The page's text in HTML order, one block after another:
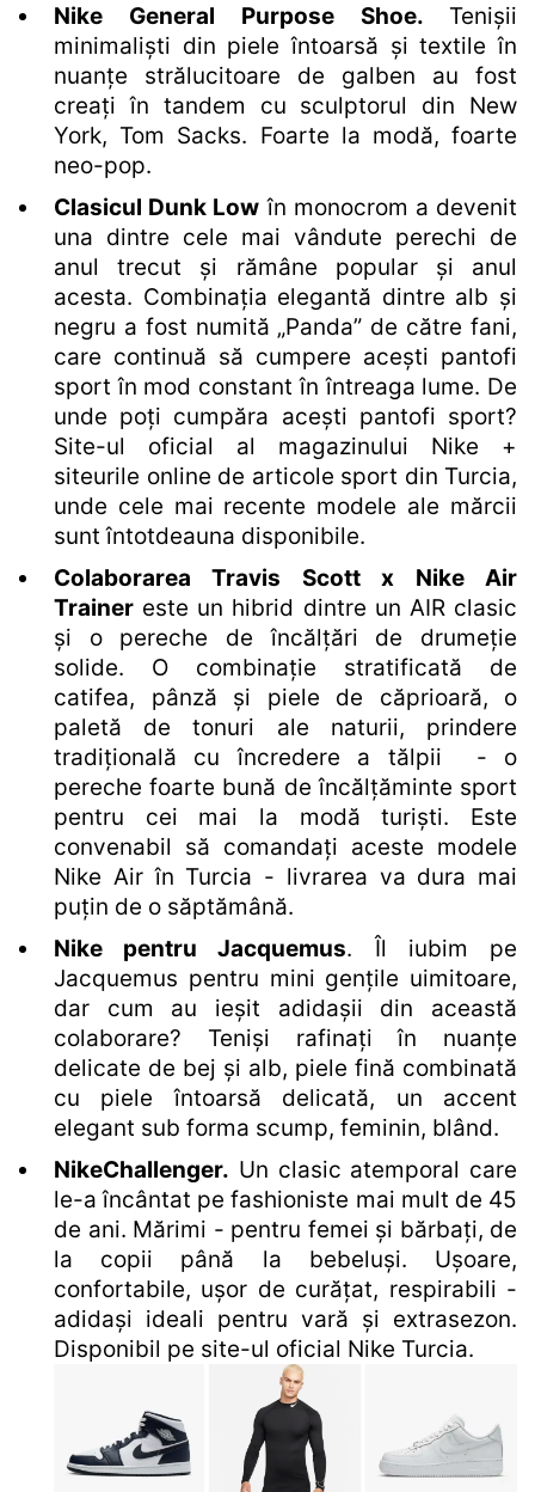
Nike General Purpose Shoe. Tenișii
minimaliști din piele întoarsă și textile în
nuanțe strălucitoare de galben au fost
creați în tandem cu sculptorul din New
York, Tom Sacks. Foarte la modă, foarte
neo-pop.
Clasicul Dunk Low în monocrom a devenit
una dintre cele mai vândute perechi de
anul trecut și rămâne popular și anul
acesta. Combinația elegantă dintre alb și
negru a fost numită „Panda” de către fani,
care continuă să cumpere acești pantofi
sport în mod constant în întreaga lume. De
unde poți cumpăra acești pantofi sport?
Site-ul oficial al magazinului Nike +
siteurile online de articole sport din Turcia,
unde cele mai recente modele ale mărcii
sunt întotdeauna disponibile.
Colaborarea Travis Scott x Nike Air
Trainer este un hibrid dintre un AIR clasic
și o pereche de încălțări de drumeție
solide. O combinație stratificată de
catifea, pânză și piele de căprioară, o
paletă de tonuri ale naturii, prindere
tradițională cu încredere a tălpii - o
pereche foarte bună de încălțăminte sport
pentru cei mai la modă turiști. Este
convenabil să comandați aceste modele
Nike Air în Turcia - livrarea va dura mai
puțin de o săptămână.
Nike pentru Jacquemus. Îl iubim pe
Jacquemus pentru mini gențile uimitoare,
dar cum au ieșit adidașii din această
colaborare? Teniși rafinați în nuanțe
delicate de bej și alb, piele fină combinată
cu piele întoarsă delicată, un accent
elegant sub forma scump, feminin, blând.
NikeChallenger. Un clasic atemporal care
le-a încântat pe fashioniste mai mult de 45
de ani. Mărimi - pentru femei și bărbați, de
la copii până la bebeluși. Ușoare,
confortabile, ușor de curățat, respirabili -
adidași ideali pentru vară și extrasezon.
Disponibil pe site-ul oficial Nike Turcia.